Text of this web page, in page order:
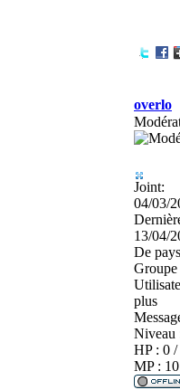
overlo
Joint:
04/03/
13/04/
De
Groupe
plus
Niveau
HP : 0
MP :